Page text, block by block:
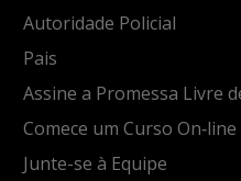
Autoridade Policial
Pais
Assine a Promessa Livre
Comece um Curso On‑line
Junte-se à Equipe